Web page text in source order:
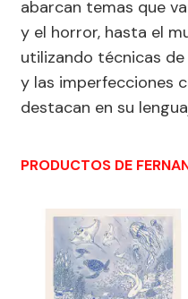
abarcan temas que
y el horror, hasta el
utilizando técnicas
y las imperfecciones
destacan en su
PRODUCTOS DE